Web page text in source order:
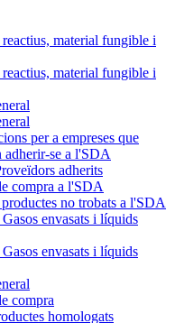
material fungible i
material fungible i
per a empreses que
adherir-se a l'SDA
adherits
compra a l'SDA
no trobats a l'SDA
envasats i líquids
envasats i líquids
compra
homologats